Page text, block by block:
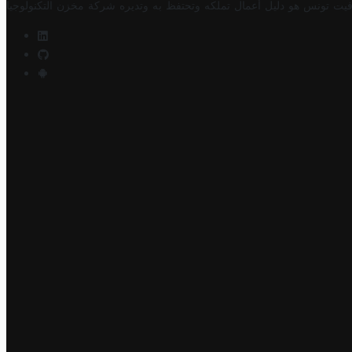
تونس هو دليل أعمال تملكه وتحتفظ به وتديره شركة مخزن التكنولوجيا